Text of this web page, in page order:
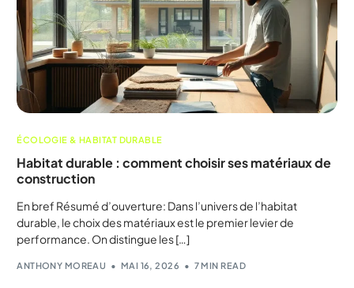
ÉCOLOGIE & HABITAT DURABLE
Habitat durable : comment choisir ses matériaux de
construction
En bref Résumé d’ouverture: Dans l’univers de l’habitat
durable, le choix des matériaux est le premier levier de
performance. On distingue les […]
ANTHONY MOREAU MAI 16, 2026 7 MIN READ